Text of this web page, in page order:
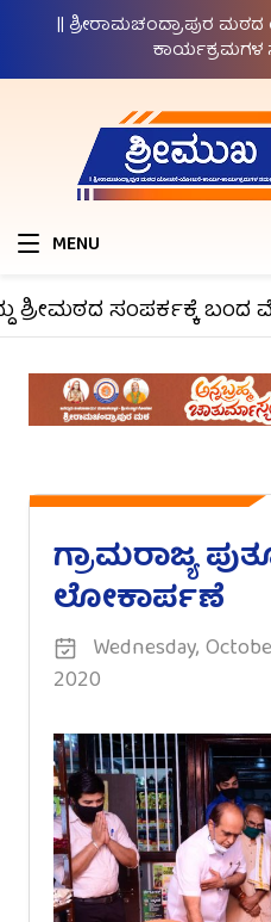
|| ಶ್ರೀರಾಮಚಂದ್ರಾಪುರ
ಕಾರ್ಯಕ್ರಮಗಳ
MENU
ಸಂಪರ್ಕಕ್ಕೆ ಬಂದ
ಗ್ರಾಮರಾಜ್ಯ
ಲೋಕಾರ್ಪಣೆ
Wednesday,
2020